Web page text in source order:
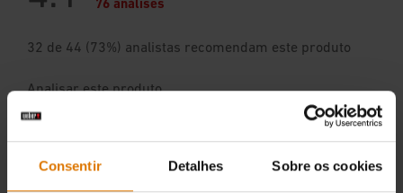
Consentir Detalhes Sobre os cookies